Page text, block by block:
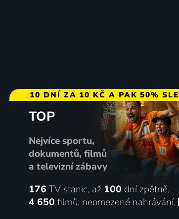
10 DNÍ ZA 10 KČ A PAK 50%
TOP
Nejvíce sportu,
dokumentů, filmů
a televizní zábavy
176 TV stanic, až 100 dní zpětně,
4 650 filmů, neomezené nahrávání,